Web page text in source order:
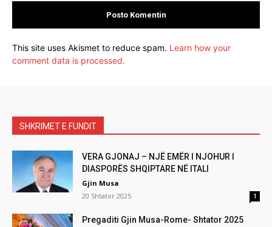
This site uses Akismet to reduce spam. Learn how your
comment data is processed.
SHKRIMET E FUNDIT
VERA GJONAJ – NJË EMËR I NJOHUR I
DIASPORËS SHQIPTARE NË ITALI
Gjin Musa
20 Shtator 2025
1
Pregaditi Gjin Musa-Rome- Shtator 2025